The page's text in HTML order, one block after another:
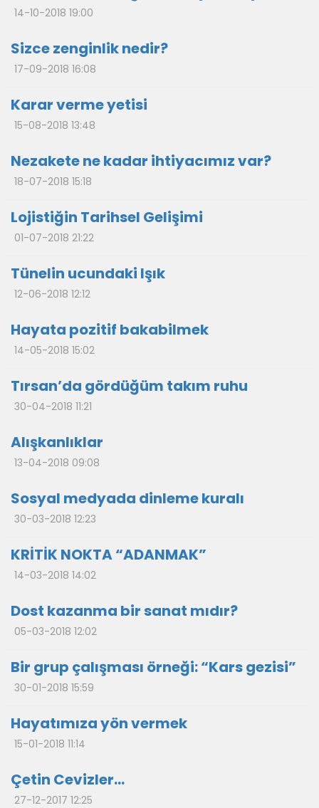
14-10-2018 19:00
Sizce zenginlik nedir?
17-09-2018 16:08
Karar verme yetisi
15-08-2018 13:48
Nezakete ne kadar ihtiyacımız var?
18-07-2018 15:18
Lojistiğin Tarihsel Gelişimi
01-07-2018 21:22
Tünelin ucundaki Işık
12-06-2018 12:12
Hayata pozitif bakabilmek
14-05-2018 15:02
Tırsan’da gördüğüm takım ruhu
30-04-2018 11:21
Alışkanlıklar
13-04-2018 09:08
Sosyal medyada dinleme kuralı
30-03-2018 12:23
KRİTİK NOKTA “ADANMAK”
14-03-2018 14:02
Dost kazanma bir sanat mıdır?
05-03-2018 12:02
Bir grup çalışması örneği: “Kars gezisi”
30-01-2018 15:59
Hayatımıza yön vermek
15-01-2018 11:14
Çetin Cevizler…
27-12-2017 12:25